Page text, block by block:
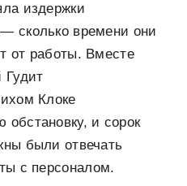
издержки
сколько времени они
от работы. Вместе
Гудит
Клоке
и сорок
были отвечать
с персоналом.